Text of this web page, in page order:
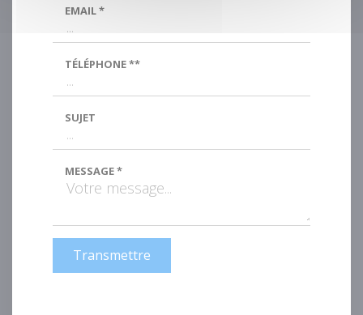
EMAIL *
TÉLÉPHONE **
SUJET
MESSAGE *
Transmettre